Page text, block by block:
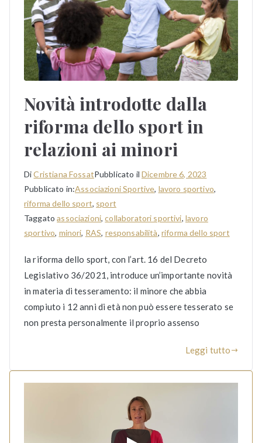
Novità introdotte dalla
riforma dello sport in
relazioni ai minori
DiCristiana FossatPubblicato il Dicembre 6, 2023
Pubblicato in:Associazioni Sportive, lavoro sportivo,
riforma dello sport, sport
Taggatoassociazioni,collaboratori sportivi, lavoro
sportivo, minori, RAS, responsabilità, riforma dello sport
la riforma dello sport, con l’art. 16 del Decreto
Legislativo 36/2021, introduce un’importante novità
in materia di tesseramento: il minore che abbia
compiuto i 12 anni di età non può essere tesserato se
non presta personalmente il proprio assenso
Leggi tutto